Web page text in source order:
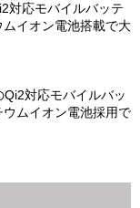
対応モバイルバッテ
イオン電池搭載で大
対応モバイルバッ
ムイオン電池採用で